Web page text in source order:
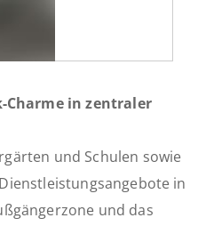
Charme in zentraler
und Schulen sowie
in
und das